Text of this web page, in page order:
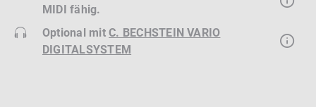
MIDI fähig.
Optional mitC. BECHSTEIN VARIO
DIGITALSYSTEM